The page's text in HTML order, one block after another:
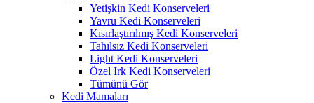
Yetişkin Kedi Konserveleri
Yavru Kedi Konserveleri
Kısırlaştırılmış Kedi Konserveleri
Tahılsız Kedi Konserveleri
Light Kedi Konserveleri
Özel Irk Kedi Konserveleri
Tümünü Gör
Kedi Mamaları